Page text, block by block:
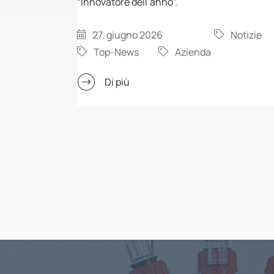
27. giugno 2026
Notizie
Top-News
Azienda
Di più